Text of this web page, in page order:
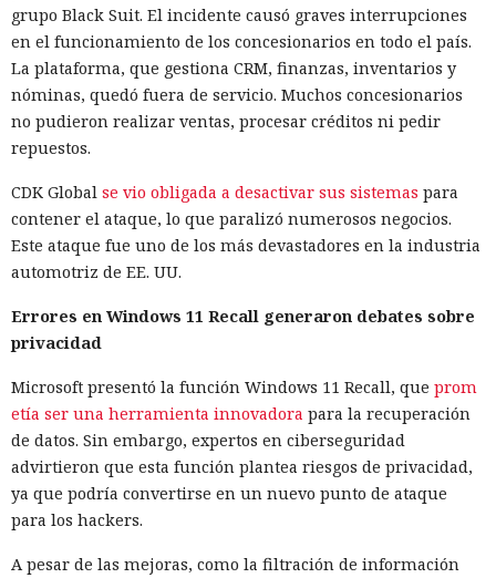
grupo Black Suit. El incidente causó graves interrupciones
en el funcionamiento de los concesionarios en todo el país.
La plataforma, que gestiona CRM, finanzas, inventarios y
nóminas, quedó fuera de servicio. Muchos concesionarios
no pudieron realizar ventas, procesar créditos ni pedir
repuestos.
CDK Global se vio obligada a desactivar sus sistemas para
contener el ataque, lo que paralizó numerosos negocios.
Este ataque fue uno de los más devastadores en la industria
automotriz de EE. UU.
Errores en Windows 11 Recall generaron debates sobre
privacidad
Microsoft presentó la función Windows 11 Recall, que prom
etía ser una herramienta innovadora para la recuperación
de datos. Sin embargo, expertos en ciberseguridad
advirtieron que esta función plantea riesgos de privacidad,
ya que podría convertirse en un nuevo punto de ataque
para los hackers.
A pesar de las mejoras, como la filtración de información